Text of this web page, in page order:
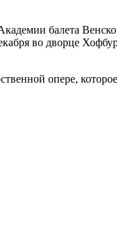
балета
во дворце
опере, которое